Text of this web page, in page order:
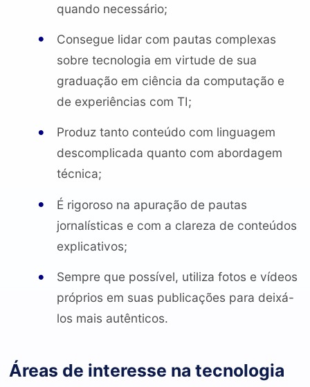
quando necessário;
Consegue lidar com pautas complexas
sobre tecnologia em virtude de sua
graduação em ciência da computação e
de experiências com TI;
Produz tanto conteúdo com linguagem
descomplicada quanto com abordagem
técnica;
É rigoroso na apuração de pautas
jornalísticas e com a clareza de conteúdos
explicativos;
Sempre que possível, utiliza fotos e vídeos
próprios em suas publicações para deixá-
los mais autênticos.
Áreas de interesse na tecnologia